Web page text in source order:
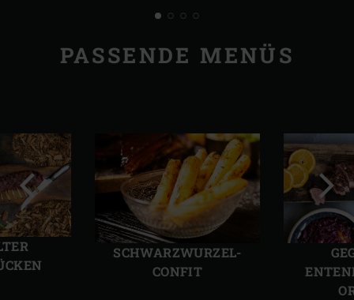
PASSENDE MENÜS
SCHWARZWURZEL-
CONFIT
Vorherige
Folie
Folie